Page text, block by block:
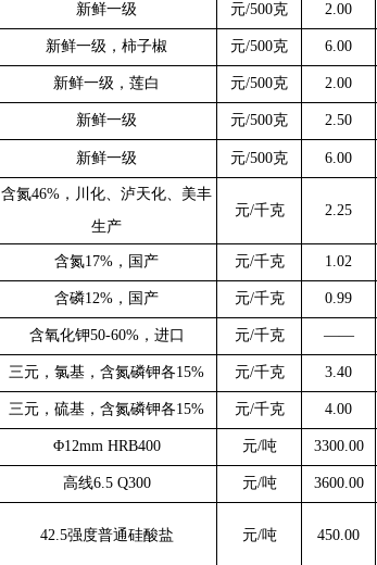
新鲜一级 元/500克 2.00
新鲜一级，柿子椒 元/500克 6.00
新鲜一级，莲白 元/500克 2.00
新鲜一级 元/500克 2.50
新鲜一级 元/500克 6.00
含氮46%，川化、泸天化、美丰
生产
元/千克 2.25
含氮17%，国产 元/千克 1.02
含磷12%，国产 元/千克 0.99
含氧化钾50-60%，进口 元/千克 ——
三元，氯基，含氮磷钾各15% 元/千克 3.40
三元，硫基，含氮磷钾各15% 元/千克 4.00
Φ12mm HRB400 元/吨 3300.00
高线6.5 Q300 元/吨 3600.00
42.5强度普通硅酸盐 元/吨 450.00